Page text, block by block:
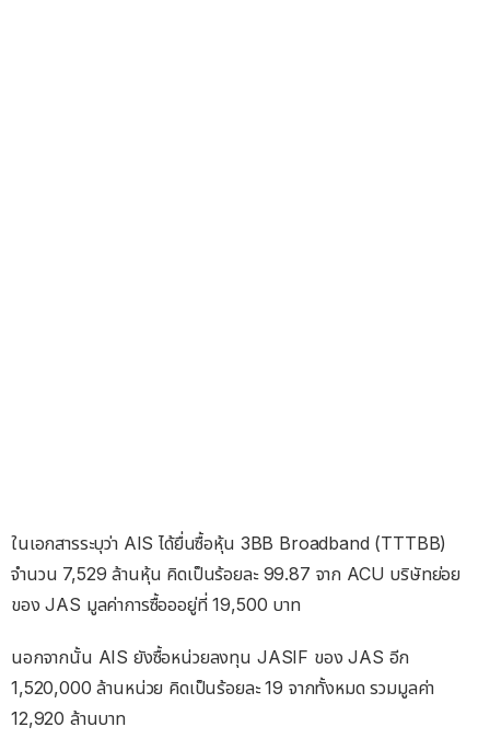
ในเอกสารระบุว่า AIS ได้ยื่นซื้อหุ้น 3BB Broadband (TTTBB)
จำนวน 7,529 ล้านหุ้น คิดเป็นร้อยละ 99.87 จาก ACU บริษัทย่อย
ของ JAS มูลค่าการซื้อออยู่ที่ 19,500 บาท
นอกจากนั้น AIS ยังซื้อหน่วยลงทุน JASIF ของ JAS อีก
1,520,000 ล้านหน่วย คิดเป็นร้อยละ 19 จากทั้งหมด รวมมูลค่า
12,920 ล้านบาท